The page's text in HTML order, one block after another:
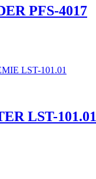
PFS-4017
LST-101.01